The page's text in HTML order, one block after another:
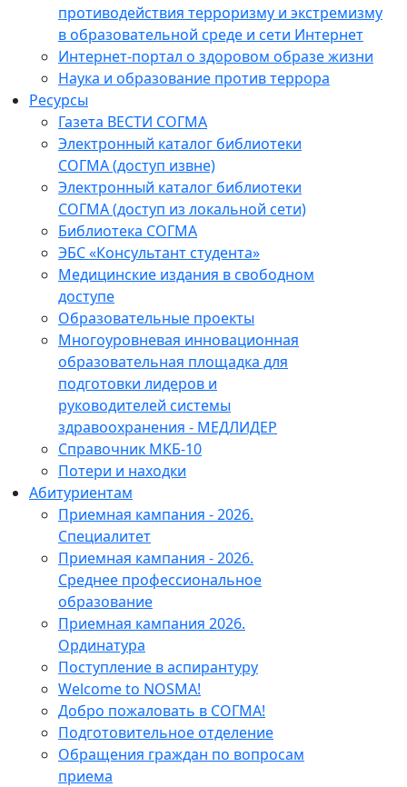
противодействия терроризму и экстремизму
в образовательной среде и сети Интернет
Интернет-портал о здоровом образе жизни
Наука и образование против террора
Ресурсы
Газета ВЕСТИ СОГМА
Электронный каталог библиотеки
СОГМА (доступ извне)
Электронный каталог библиотеки
СОГМА (доступ из локальной сети)
Библиотека СОГМА
ЭБС «Консультант студента»
Медицинские издания в свободном
доступе
Образовательные проекты
Многоуровневая инновационная
образовательная площадка для
подготовки лидеров и
руководителей системы
здравоохранения - МЕДЛИДЕР
Справочник МКБ-10
Потери и находки
Абитуриентам
Приемная кампания - 2026.
Специалитет
Приемная кампания - 2026.
Среднее профессиональное
образование
Приемная кампания 2026.
Ординатура
Поступление в аспирантуру
Welcome to NOSMA!
Добро пожаловать в СОГМА!
Подготовительное отделение
Обращения граждан по вопросам
приема